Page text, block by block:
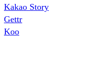
Kakao Story
Gettr
Koo